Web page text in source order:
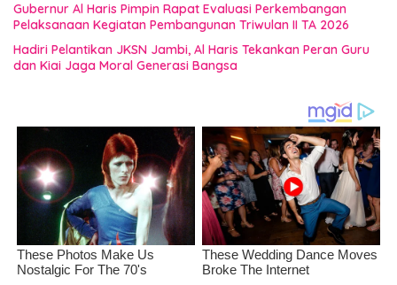
Gubernur Al Haris Pimpin Rapat Evaluasi Perkembangan
Pelaksanaan Kegiatan Pembangunan Triwulan II TA 2026
Hadiri Pelantikan JKSN Jambi, Al Haris Tekankan Peran Guru
dan Kiai Jaga Moral Generasi Bangsa